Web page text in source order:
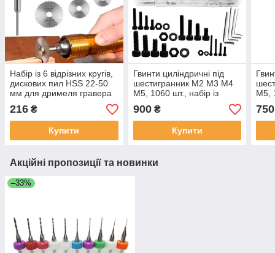
Набір із 6 відрізних кругів,
дискових пил HSS 22-50
мм для дримеля гравера
(001254)
216 ₴
Купити
Гвинти циліндричні під
шестигранник М2 М3 М4
М5, 1060 шт., набір із
гайками (006101)
900₴
Купити
М5,
750
Акційні пропозиції та новинки
–33%